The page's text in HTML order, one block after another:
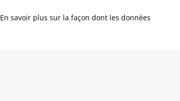
En savoir plus sur la façon dont les données